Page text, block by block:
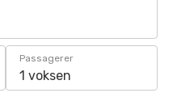
Passagerer
1 voksen